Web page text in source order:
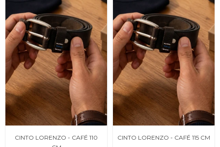
CINTO LORENZO - CAFÉ 110
CINTO LORENZO - CAFÉ 115 CM